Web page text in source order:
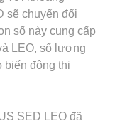
MKD.
trì tích số dự
LEO và y là dự
xỉ bằng y/x. Khi
hai dự trữ, giá
ra chênh lệch
và có thể lan
cục bộ:
yêu cầu tuân
do hạn chế
giúp thu hẹp
nơi đắt, nhưng
do chi phí giao
có thể biến
sẽ chuyển đổi
số này cung cấp
LEO, số lượng
biến động thị
SED LEO đã